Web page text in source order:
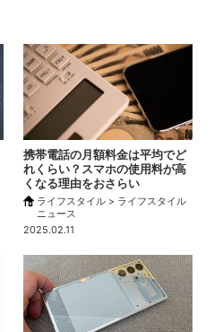
携帯電話の月額料金は平均でど
れくらい？スマホの使用料が高
くなる理由をおさらい
ライフスタイル > ライフスタイル
ニュース
2025.02.11